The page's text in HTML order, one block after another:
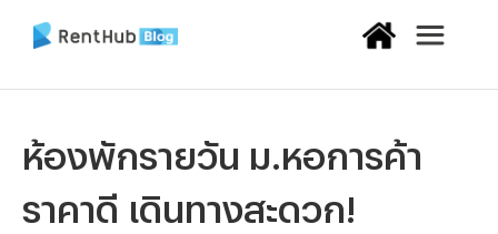
ห้องพักรายวัน ม.หอการค้า
ราคาดี เดินทางสะดวก!